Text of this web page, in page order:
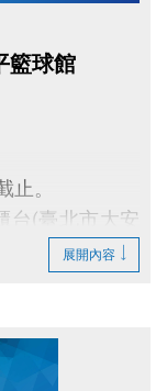
籃球館
。
台(臺北市大安
高中(職)以下
展開內容